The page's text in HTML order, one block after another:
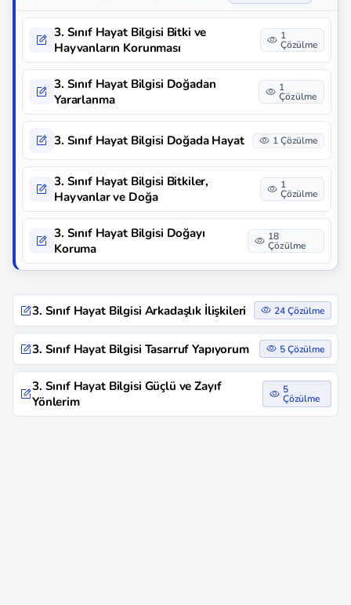
3. Sınıf Hayat Bilgisi Bitki ve
Hayvanların Korunması
1
Çözülme
3. Sınıf Hayat Bilgisi Doğadan
Yararlanma
1
Çözülme
3. Sınıf Hayat Bilgisi Doğada Hayat 1 Çözülme
3. Sınıf Hayat Bilgisi Bitkiler,
Hayvanlar ve Doğa
1
Çözülme
3. Sınıf Hayat Bilgisi Doğayı
Koruma
18
Çözülme
3. Sınıf Hayat Bilgisi Arkadaşlık İlişkileri 24 Çözülme
3. Sınıf Hayat Bilgisi Tasarruf Yapıyorum 5 Çözülme
3. Sınıf Hayat Bilgisi Güçlü ve Zayıf
Yönlerim
5
Çözülme